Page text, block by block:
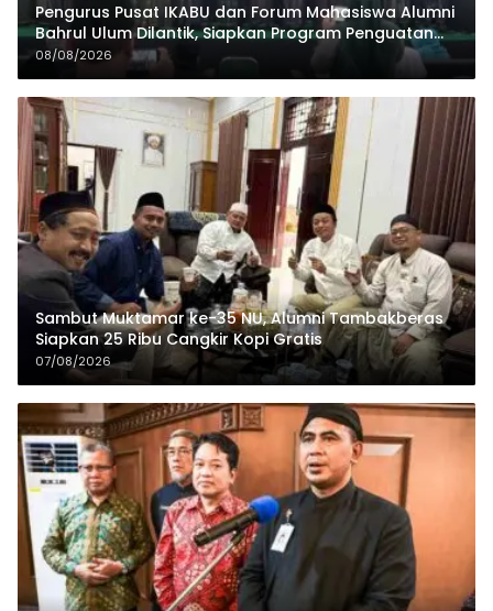
Pengurus Pusat IKABU dan Forum Mahasiswa Alumni
Bahrul Ulum Dilantik, Siapkan Program Penguatan
Organisasi dan Ekonomi
08/08/2026
Sambut Muktamar ke-35 NU, Alumni Tambakberas
Siapkan 25 Ribu Cangkir Kopi Gratis
07/08/2026